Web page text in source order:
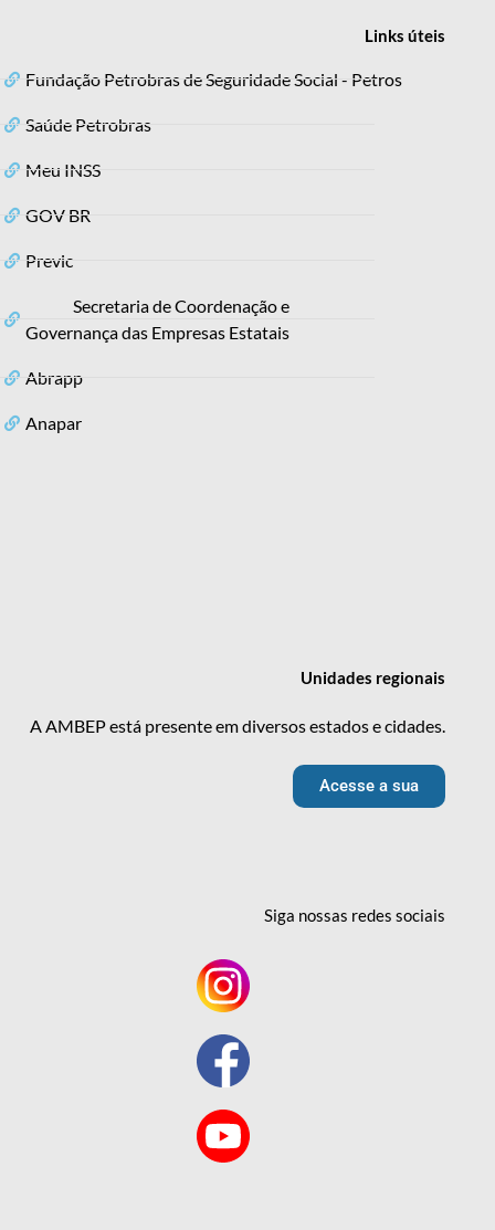
Linksúteis
Fundação Petrobras de Seguridade Social - Petros
Saúde Petrobras
Meu INSS
GOV BR
Previc
Secretaria de Coordenação e
Governança das Empresas Estatais
Abrapp
Anapar
Unidades regionais
A AMBEP está presente em diversos estados e cidades.
Acesse a sua
Siga nossas redessociais